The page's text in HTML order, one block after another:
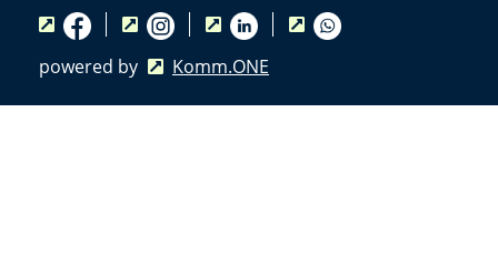
powered by Komm.ONE